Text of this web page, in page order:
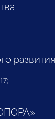
развития